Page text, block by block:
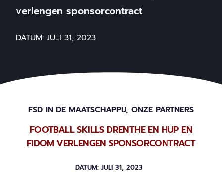
verlengen sponsorcontract
DATUM: JULI 31, 2023
FSD IN DE MAATSCHAPPIJ, ONZE PARTNERS
FOOTBALL SKILLS DRENTHE EN HUP EN
FIDOM VERLENGEN SPONSORCONTRACT
DATUM: JULI 31, 2023